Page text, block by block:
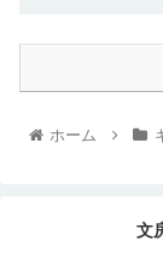
ホーム
文